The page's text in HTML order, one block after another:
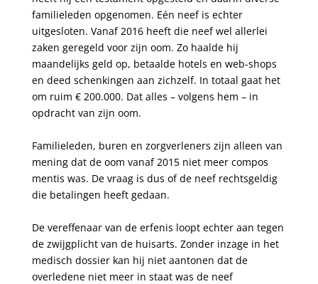
familieleden opgenomen. Eén neef is echter
uitgesloten. Vanaf 2016 heeft die neef wel allerlei
zaken geregeld voor zijn oom. Zo haalde hij
maandelijks geld op, betaalde hotels en web-shops
en deed schenkingen aan zichzelf. In totaal gaat het
om ruim € 200.000. Dat alles – volgens hem – in
opdracht van zijn oom.
Familieleden, buren en zorgverleners zijn alleen van
mening dat de oom vanaf 2015 niet meer compos
mentis was. De vraag is dus of de neef rechtsgeldig
die betalingen heeft gedaan.
De vereffenaar van de erfenis loopt echter aan tegen
de zwijgplicht van de huisarts. Zonder inzage in het
medisch dossier kan hij niet aantonen dat de
overledene niet meer in staat was de neef